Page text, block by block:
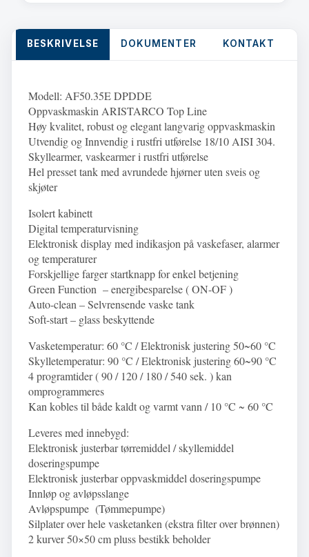
BESKRIVELSE DOKUMENTER KONTAKT
Modell: AF50.35E DPDDE
Oppvaskmaskin ARISTARCO Top Line
Høy kvalitet, robust og elegant langvarig oppvaskmaskin
Utvendig og Innvendig i rustfri utførelse 18/10 AISI 304.
Skyllearmer, vaskearmer i rustfri utførelse
Hel presset tank med avrundede hjørner uten sveis og
skjøter
Isolert kabinett
Digital temperaturvisning
Elektronisk display med indikasjon på vaskefaser, alarmer
og temperaturer
Forskjellige farger startknapp for enkel betjening
Green Function – energibesparelse ( ON-OF )
Auto-clean – Selvrensende vaske tank
Soft-start – glass beskyttende
Vasketemperatur: 60 °C / Elektronisk justering50~60 °C
Skylletemperatur: 90 °C / Elektronisk justering60~90 °C
4 programtider ( 90 / 120 / 180 / 540 sek. ) kan
omprogrammeres
Kan kobles til både kaldt og varmt vann / 10 °C ~ 60 °C
Leveres med innebygd:
Elektronisk justerbartørremiddel / skyllemiddel
doseringspumpe
Elektronisk justerbaroppvaskmiddel doseringspumpe
Innløp og avløpsslange
Avløpspumpe (Tømmepumpe)
Silplater over hele vasketanken (ekstra filter over brønnen)
2 kurver 50×50 cm pluss bestikk beholder